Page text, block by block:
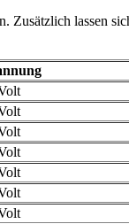
Zusätzlich lassen